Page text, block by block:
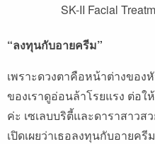
SK-II Facial
“ลงทุนกับอายครีม”
เพราะดวงตาคือหน้าต่างของ
ของเราดูอ่อนล้าโรยแรง ต่อใ
ค่ะ เซเลบบริตี้และดาราสาวส
เปิดเผยว่าเธอลงทุนกับอายครี